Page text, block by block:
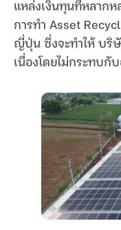
แหล่งเงินทุนที่หลากห
การทำ Asset
ญี่ปุ่น ซึ่งจะทำให้ บริ
เนื่องโดยไม่กระทบกั